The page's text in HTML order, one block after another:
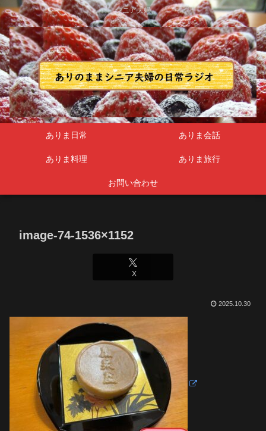
シニア夫婦
ありま日常 ありま会話
ありま料理 ありま旅行
お問い合わせ
image-74-1536×1152
X
2025.10.30